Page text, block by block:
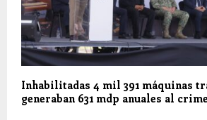
Inhabilitadas 4 mil 391 máquinas
generaban 631 mdp anuales al